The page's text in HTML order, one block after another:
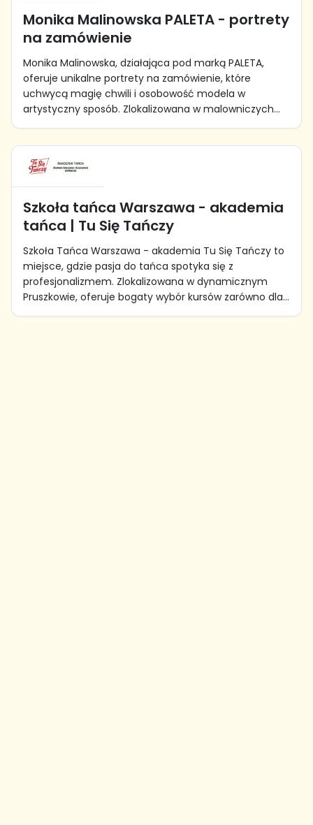
Monika Malinowska PALETA - portrety
na zamówienie
Monika Malinowska, działająca pod marką PALETA,
oferuje unikalne portrety na zamówienie, które
uchwycą magię chwili i osobowość modela w
artystyczny sposób. Zlokalizowana w malowniczych...
Szkoła tańca Warszawa - akademia
tańca | Tu Się Tańczy
Szkoła Tańca Warszawa - akademia Tu Się Tańczy to
miejsce, gdzie pasja do tańca spotyka się z
profesjonalizmem. Zlokalizowana w dynamicznym
Pruszkowie, oferuje bogaty wybór kursów zarówno dla...